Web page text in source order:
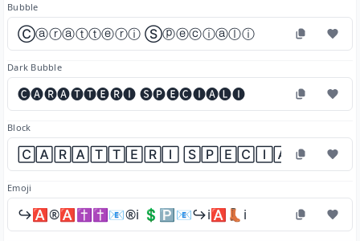
Bubble
Ⓒⓐⓡⓐⓣⓣⓔⓡⓘ Ⓢⓟⓔⓒⓘⓐⓛⓘ
Dark Bubble
🅒🅐🅡🅐🅣🅣🅔🅡🅘 🅢🅟🅔🅒🅘🅐🅛🅘
Block
🄲🄰🅁🄰🅃🅃🄴🅁🄸 🅂🄿🄴🄲🄸🄰🄻🄸
Emoji
↪️🅰️®️🅰️✝️✝️📧®️ℹ️ 💲🅿️📧↪️ℹ️🅰️👢ℹ️